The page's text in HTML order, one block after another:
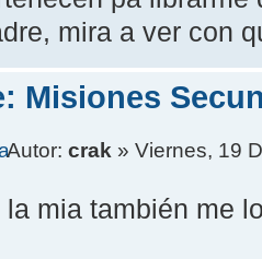
mira a ver con
Misiones
Autor:crak » Viernes, 19
la mia también me